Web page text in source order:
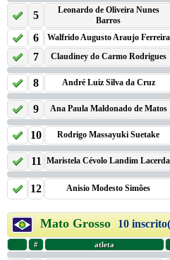
5
Leonardo de Oliveira Nunes
Barros
6 Walfrido Augusto Araujo Ferreira
7 Claudiney do Carmo Rodrigues
8 André Luiz Silva da Cruz
9 Ana Paula Maldonado de Matos
10 Rodrigo Massayuki Suetake
11 Maristela Cévolo Landim Lacerda
12 Anisio Modesto Simões
Mato Grosso 10
# atleta